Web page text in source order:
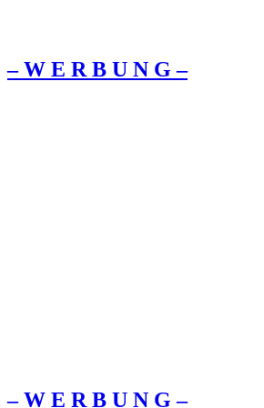
– W Ε R Β U Ν G –
– W Ε R Β U Ν G –